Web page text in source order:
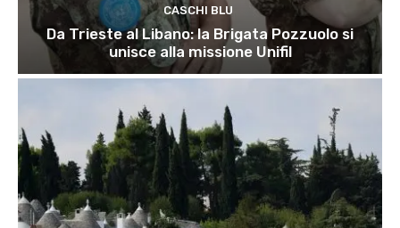
CASCHI BLU
Da Trieste al Libano: la Brigata Pozzuolo si
unisce alla missione Unifil